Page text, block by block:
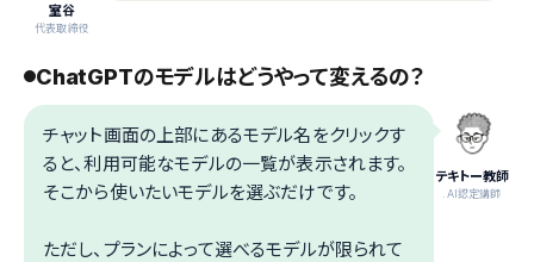
室谷
代表取締役
ChatGPTのモデルはどうやって変えるの？
テキトー教師
.AI認定講師
チャット画面の上部にあるモデル名をクリックす
ると、利用可能なモデルの一覧が表示されます。
そこから使いたいモデルを選ぶだけです。
ただし、プランによって選べるモデルが限られて